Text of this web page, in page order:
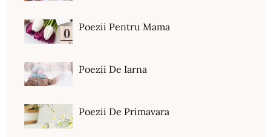
Poezii Pentru Mama
Poezii De Iarna
Poezii De Primavara